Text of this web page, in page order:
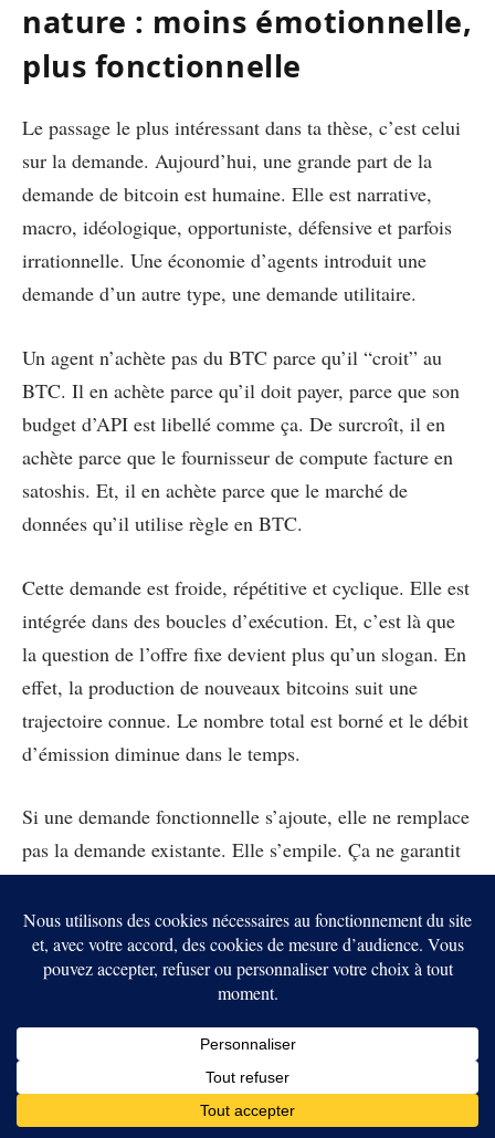
nature : moins émotionnelle,
plus fonctionnelle
Le passage le plus intéressant dans ta thèse, c’est celui
sur la demande. Aujourd’hui, une grande part de la
demande de bitcoin est humaine. Elle est narrative,
macro, idéologique, opportuniste, défensive et parfois
irrationnelle. Une économie d’agents introduit une
demande d’un autre type, une demande utilitaire.
Un agent n’achète pas du BTC parce qu’il “croit” au
BTC. Il en achète parce qu’il doit payer, parce que son
budget d’API est libellé comme ça. De surcroît, il en
achète parce que le fournisseur de compute facture en
satoshis. Et, il en achète parce que le marché de
données qu’il utilise règle en BTC.
Cette demande est froide, répétitive et cyclique. Elle est
intégrée dans des boucles d’exécution. Et, c’est là que
la question de l’offre fixe devient plus qu’un slogan. En
effet, la production de nouveaux bitcoins suit une
trajectoire connue. Le nombre total est borné et le débit
d’émission diminue dans le temps.
Si une demande fonctionnelle s’ajoute, elle ne remplace
pas la demande existante. Elle s’empile. Ça ne garantit
pas “un prix”, ca ne donne pas une date. Mais, ça
change la structure du marché. Parce qu’une demande
utilitaire a tendance à acheter dans les creux aussi. Elle
achète quand il faut exécuter, pas quand l’humeur est
Le point faible : La gestion